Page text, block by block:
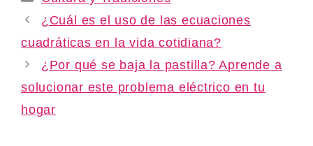
¿Cuál es el uso de las ecuaciones
cuadráticas en la vida cotidiana?
¿Por qué se baja la pastilla? Aprende a
solucionar este problema eléctrico en tu
hogar